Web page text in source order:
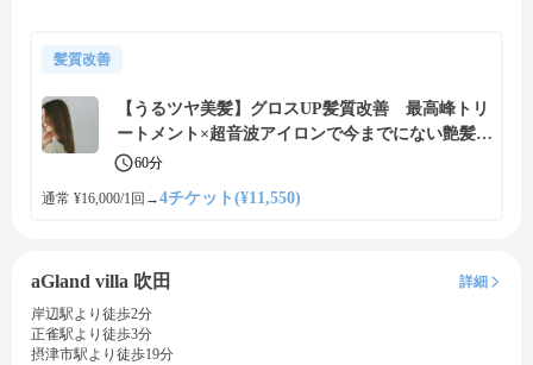
髪質改善
【うるツヤ美髪】グロスUP髪質改善 最高峰トリ
ートメント×超音波アイロンで今までにない艶髪
５回転コース【x treatment】
60分
通常 ¥16,000/1回 →4チケット(¥11,550)
aGland villa 吹田
詳細
岸辺駅より徒歩2分
正雀駅より徒歩3分
摂津市駅より徒歩19分